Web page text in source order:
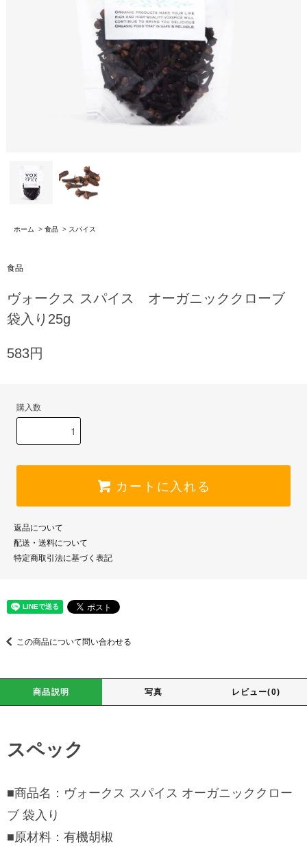
ホーム > 食品 > スパイス
食品
ヴォークス スパイス オーガニッククローブ
袋入り25g
583円
購入数
カートに入れる
返品について
配送・送料について
特定商取引法に基づく表記
この商品について問い合わせる
商品説明 写真 レビュー(0)
スペック
■商品名：ヴォークス スパイス オーガニッククロー
ブ 袋入り
■原材料：有機胡椒